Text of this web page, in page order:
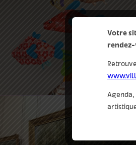
21 Juil 2021 24 Août 2021
Visite-atelier ‘Sous
l’océan. Fabrique un
mobile’
1 Août 2021
Votre